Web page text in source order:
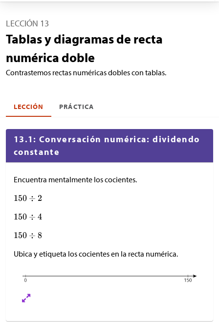
LECCIÓN 13
Tablas y diagramas de recta
numérica doble
Contrastemos rectas numéricas dobles con tablas.
LECCIÓN PRÁCTICA
13.1: Conversación numérica: dividendo
constante
Encuentra mentalmente los cocientes.
Ubica y etiqueta los cocientes en la recta numérica.